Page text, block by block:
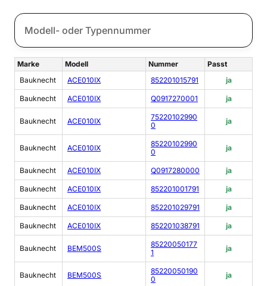
Marke Modell Nummer
Passt
Bauknecht
ACE010IX 852201015791 ja
Bauknecht ACE010IX Q0917270001 ja
Bauknecht ACE010IX
75220102990
0
ja
Bauknecht ACE010IX
85220102990
0
ja
Bauknecht ACE010IX Q0917280000 ja
Bauknecht ACE010IX 852201001791 ja
Bauknecht ACE010IX 852201029791 ja
Bauknecht ACE010IX 852201038791 ja
Bauknecht BEM500S
85220050177
1
ja
Bauknecht BEM500S
85220050190
0
ja